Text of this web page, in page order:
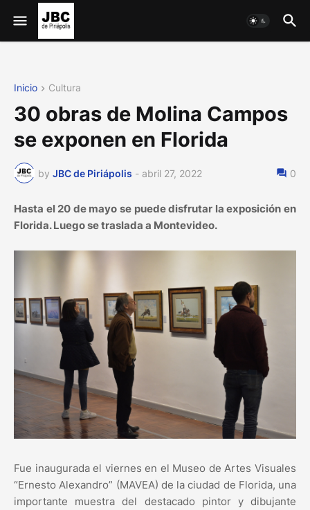
Inicio Cultura
30 obras de Molina Campos
se exponen en Florida
by JBC de Piriápolis - abril 27, 2022 0
Hasta el 20 de mayo se puede disfrutar la exposición en
Florida. Luego se traslada a Montevideo.
Fue inaugurada el viernes en el Museo de Artes Visuales
“Ernesto Alexandro” (MAVEA) de la ciudad de Florida, una
importante muestra del destacado pintor y dibujante